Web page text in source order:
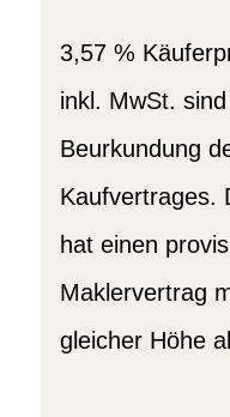
3,57 %
inkl. MwSt.
Beurkundung
Kaufvertrages.
hat einen
Maklervertrag
gleicher Höhe